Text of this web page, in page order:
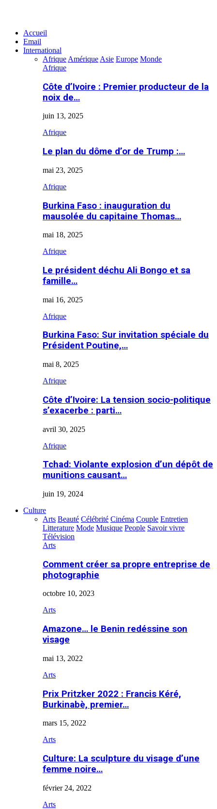
Accueil
Email
International
Afrique Amérique Asie Europe Monde
Afrique
Côte d’Ivoire : Premier producteur de la
noix de…
juin 13, 2025
Afrique
Le plan du dôme d’or de Trump :…
mai 23, 2025
Afrique
Burkina Faso : inauguration du
mausolée du capitaine Thomas…
mai 18, 2025
Afrique
Le président déchu Ali Bongo et sa
famille…
mai 16, 2025
Afrique
Burkina Faso: Sur invitation spéciale du
Président Poutine,…
mai 8, 2025
Afrique
Côte d’Ivoire: La tension socio-politique
s’exacerbe : parti…
avril 30, 2025
Afrique
Tchad: Violante explosion d’un dépôt de
munitions causant…
juin 19, 2024
Culture
Arts Beauté Célébrité Cinéma Couple Entretien
Litterature Mode Musique People Savoir vivre
Télévision
Arts
Comment créer sa propre entreprise de
photographie
octobre 10, 2023
Arts
Amazone… le Benin redéssine son
visage
mai 13, 2022
Arts
Prix Pritzker 2022 : Francis Kéré,
Burkinabè, premier…
mars 15, 2022
Arts
Culture: La sculpture du visage d’une
femme noire…
février 24, 2022
Arts